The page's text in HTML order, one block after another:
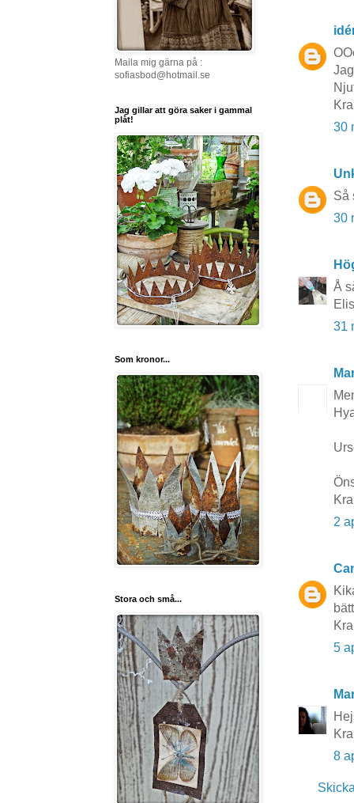
30
Så
30
Å
31
2
5
8
Maila mig gärna på :
sofiasbod@hotmail.se
Jag gillar att göra saker i gammal
plåt!
Som kronor...
Stora och små...